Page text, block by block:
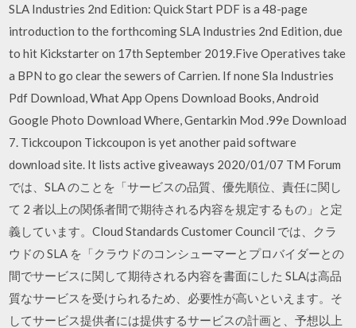
SLA Industries 2nd Edition: Quick Start PDF is a 48-page
introduction to the forthcoming SLA Industries 2nd Edition, due
to hit Kickstarter on 17th September 2019.Five Operatives take
a BPN to go clear the sewers of Carrien. If none Sla Industries
Pdf Download, What App Opens Download Books, Android
Google Photo Download Where, Gentarkin Mod .99e Download
7. Tickcoupon Tickcoupon is yet another paid software
download site. It lists active giveaways 2020/01/07 TM Forum
では、SLA のことを「サービスの品質、優先順位、責任に関し
て 2 者以上の関係者間で期待される内容を規定するもの」と定
義しています。Cloud Standards Customer Council では、クラ
ウドの SLA を「クラウドのコンシューマーとプロバイダーとの
間でサービスに関して期待される内容を書面にした SLAは高品
質なサービスを受けられるため、必要性が高いといえます。そ
してサービス提供者には提供するサービスの計画と、予想以上